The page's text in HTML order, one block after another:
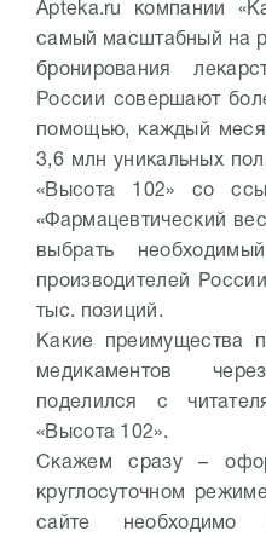
Apteka.ru компании
самый масштабный на
бронирования
России совершают
помощью, каждый
3,6 млн уникальных
«Высота 102» со
«Фармацевтический
выбрать
производителей
тыс. позиций.
Какие преимущества
медикаментов
поделился с
«Высота 102».
Скажем сразу –
круглосуточном
сайте необходимо